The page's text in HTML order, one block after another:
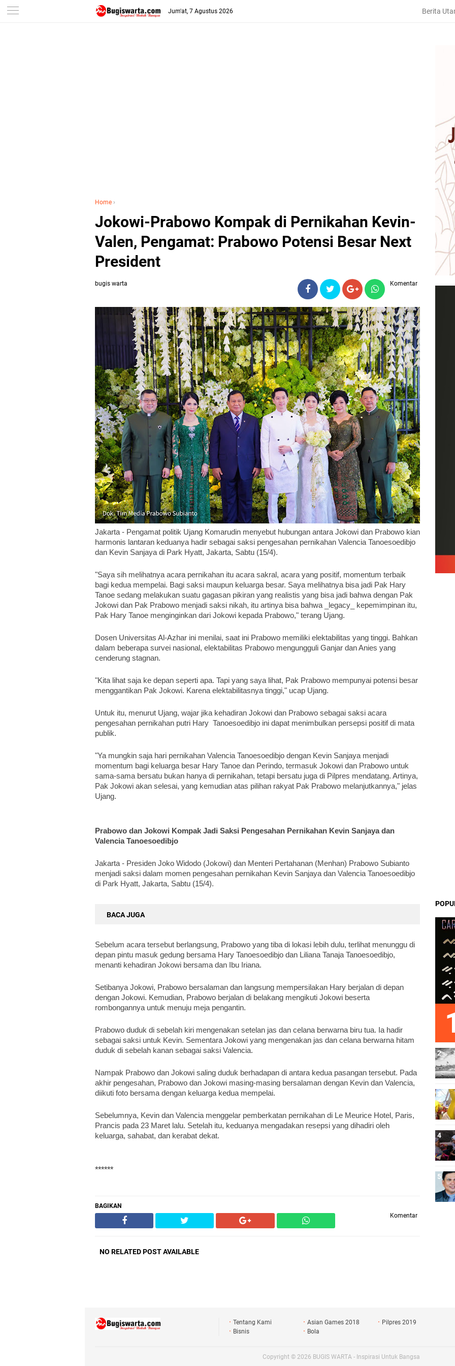
-->
Jum'at, 7 Agustus 2026 Berita
Home ›
Jokowi-Prabowo Kompak di Pernikahan Kevin-
Valen, Pengamat: Prabowo Potensi Besar Next
President
bugis warta Komentar
Jakarta - Pengamat politik Ujang Komarudin menyebut hubungan antara Jokowi dan Prabowo kian
harmonis lantaran keduanya hadir sebagai saksi pengesahan pernikahan Valencia Tanoesoedibjo
dan Kevin Sanjaya di Park Hyatt, Jakarta, Sabtu (15/4).
"Saya sih melihatnya acara pernikahan itu acara sakral, acara yang positif, momentum terbaik
bagi kedua mempelai. Bagi saksi maupun keluarga besar. Saya melihatnya bisa jadi Pak Hary
Tanoe sedang melakukan suatu gagasan pikiran yang realistis yang bisa jadi bahwa dengan Pak
Jokowi dan Pak Prabowo menjadi saksi nikah, itu artinya bisa bahwa _legacy_ kepemimpinan itu,
Pak Hary Tanoe menginginkan dari Jokowi kepada Prabowo," terang Ujang.
Dosen Universitas Al-Azhar ini menilai, saat ini Prabowo memiliki elektabilitas yang tinggi. Bahkan
dalam beberapa survei nasional, elektabilitas Prabowo mengungguli Ganjar dan Anies yang
cenderung stagnan.
"Kita lihat saja ke depan seperti apa. Tapi yang saya lihat, Pak Prabowo mempunyai potensi besar
menggantikan Pak Jokowi. Karena elektabilitasnya tinggi," ucap Ujang.
Untuk itu, menurut Ujang, wajar jika kehadiran Jokowi dan Prabowo sebagai saksi acara
pengesahan pernikahan putri Hary  Tanoesoedibjo ini dapat menimbulkan persepsi positif di mata
publik.
"Ya mungkin saja hari pernikahan Valencia Tanoesoedibjo dengan Kevin Sanjaya menjadi
momentum bagi keluarga besar Hary Tanoe dan Perindo, termasuk Jokowi dan Prabowo untuk
sama-sama bersatu bukan hanya di pernikahan, tetapi bersatu juga di Pilpres mendatang. Artinya,
Pak Jokowi akan selesai, yang kemudian atas pilihan rakyat Pak Prabowo melanjutkannya," jelas
Ujang.
Prabowo dan Jokowi Kompak Jadi Saksi Pengesahan Pernikahan Kevin Sanjaya dan
Valencia Tanoesoedibjo
Jakarta - Presiden Joko Widodo (Jokowi) dan Menteri Pertahanan (Menhan) Prabowo Subianto
menjadi saksi dalam momen pengesahan pernikahan Kevin Sanjaya dan Valencia Tanoesoedibjo
di Park Hyatt, Jakarta, Sabtu (15/4).
BACA JUGA
Sebelum acara tersebut berlangsung, Prabowo yang tiba di lokasi lebih dulu, terlihat menunggu di
depan pintu masuk gedung bersama Hary Tanoesoedibjo dan Liliana Tanaja Tanoesoedibjo,
menanti kehadiran Jokowi bersama dan Ibu Iriana.
Setibanya Jokowi, Prabowo bersalaman dan langsung mempersilakan Hary berjalan di depan
dengan Jokowi. Kemudian, Prabowo berjalan di belakang mengikuti Jokowi beserta
rombongannya untuk menuju meja pengantin.
Prabowo duduk di sebelah kiri mengenakan setelan jas dan celana berwarna biru tua. Ia hadir
sebagai saksi untuk Kevin. Sementara Jokowi yang mengenakan jas dan celana berwarna hitam
duduk di sebelah kanan sebagai saksi Valencia.
Nampak Prabowo dan Jokowi saling duduk berhadapan di antara kedua pasangan tersebut. Pada
akhir pengesahan, Prabowo dan Jokowi masing-masing bersalaman dengan Kevin dan Valencia,
diikuti foto bersama dengan keluarga kedua mempelai.
Sebelumnya, Kevin dan Valencia menggelar pemberkatan pernikahan di Le Meurice Hotel, Paris,
Prancis pada 23 Maret lalu. Setelah itu, keduanya mengadakan resepsi yang dihadiri oleh
keluarga, sahabat, dan kerabat dekat.
******
BAGIKAN
Komentar
NO RELATED POST AVAILABLE
Tentang Kami Asian Games 2018
Pilpres 2019
Bisnis
Bola
Copyright © 2026 BUGIS WARTA - Inspirasi Untuk Bangsa